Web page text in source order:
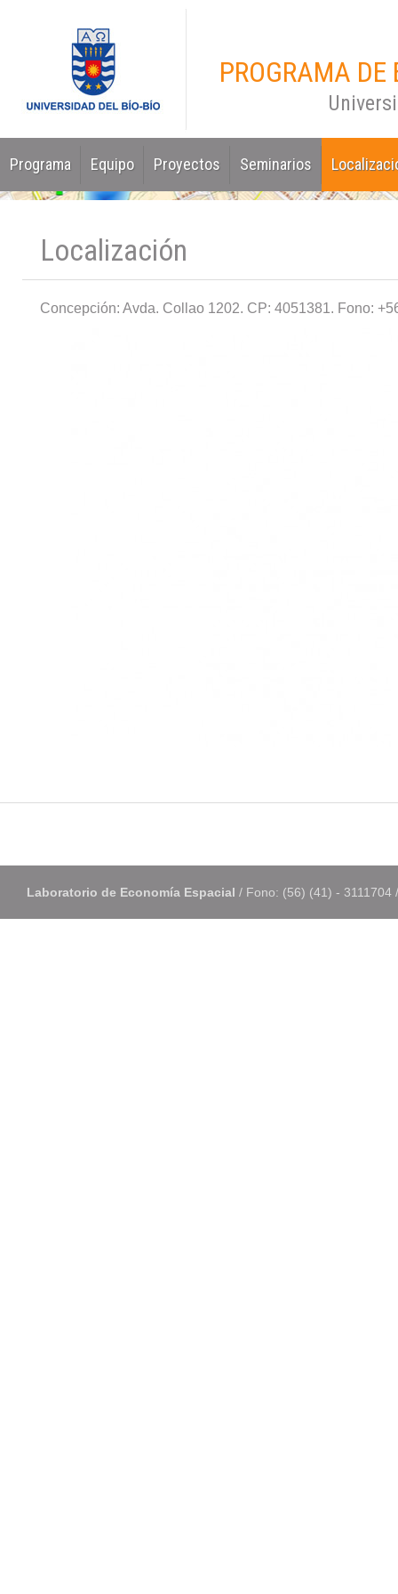
PROGRAMA
Programa Equipo Proyectos Seminarios
Localización
Concepción: Avda. Collao 1202. CP: 4051381. Fono:
Laboratorio de Economía Espacial / Fono: (56) (41) - 3111704